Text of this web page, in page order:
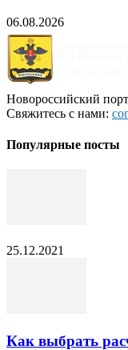
06.08.2026
Новороссийский
Свяжитесь с нами:
Популярные посты
25.12.2021
Как выбрать